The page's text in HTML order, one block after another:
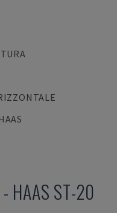
- HAAS ST-20